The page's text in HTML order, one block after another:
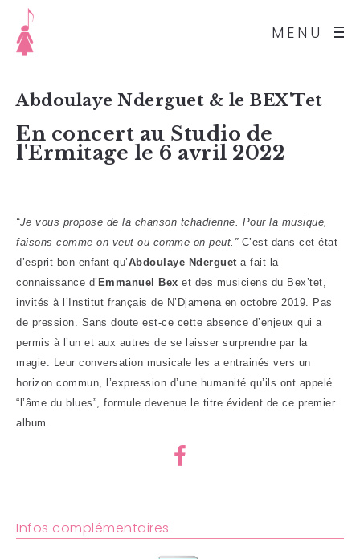
MENU
Abdoulaye Nderguet & le BEX'Tet
En concert au Studio de
l'Ermitage le 6 avril 2022
“Je vous propose de la chanson tchadienne. Pour la musique,
faisons comme on veut ou comme on peut.”C’est dans cet état
d’esprit bon enfant qu’Abdoulaye Ndergueta fait la
connaissance d’ Emmanuel Bex et des musiciens du Bex’tet,
invités à l’Institut français de N’Djamena en octobre 2019. Pas
de pression. Sans doute est-ce cette absence d’enjeux qui a
permis à l’un et aux autres de se laisser surprendre par la
magie. Leur conversation musicale les a entrainés vers un
horizon commun, l’expression d’une humanité qu’ils ont appelé
“l’âme du blues”, formule devenue le titre évident de ce premier
album.
Infos complémentaires